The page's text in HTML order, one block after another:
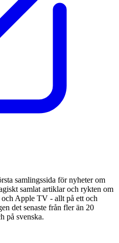
samlingssida för nyheter om
samlat artiklar och rykten om
Apple TV - allt på ett och
det senaste från fler än 20
på svenska.